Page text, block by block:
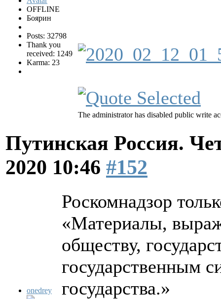
OFFLINE
Боярин
Posts: 32798
Thank you
received: 1249
Karma: 23
The administrator has disabled public write
Путинская Россия.
2020 10:46 #152
onedrey
Роскомнадзор
«Материалы,
обществу,
государственным
государства.»